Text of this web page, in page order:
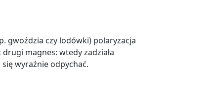
gwoździa czy lodówki) polaryzacja
magnes: wtedy zadziała
wyraźnie odpychać.